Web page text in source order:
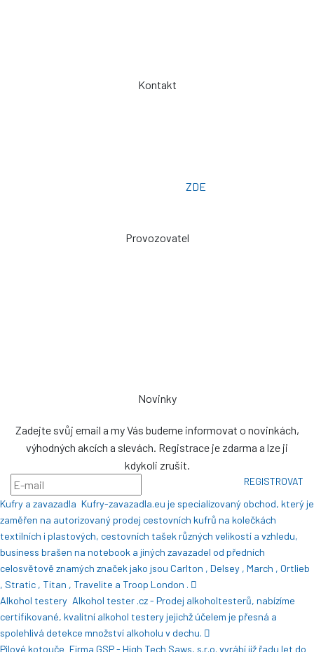
Kontakt
ZDE
Provozovatel
Novinky
Zadejte svůj email a my Vás budeme informovat o novinkách,
výhodných akcích a slevách. Registrace je zdarma a lze ji
kdykoli zrušit.
REGISTROVAT
Kufry a zavazadla Kufry-zavazadla.eu je specializovaný obchod, který je
zaměřen na autorizovaný prodej cestovních kufrů na kolečkách
textilních i plastových, cestovních tašek různých velikostí a vzhledu,
business brašen na notebook a jiných zavazadel od předních
celosvětově znamých značek jako jsou Carlton , Delsey , March , Ortlieb
, Stratic , Titan , Travelite a Troop London .
Alkohol testery Alkohol tester .cz - Prodej alkoholtesterů, nabízíme
certifikované, kvalitní alkohol testery jejichž účelem je přesná a
spolehlivá detekce množství alkoholu v dechu.
Pilové kotouče Firma GSP - High Tech Saws, s.r.o. vyrábí již řadu let do